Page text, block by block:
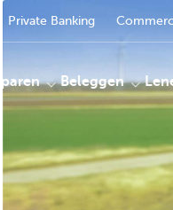
Private Banking
Sparen Beleggen